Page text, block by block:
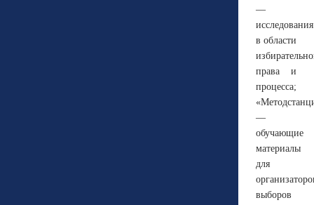
—
исследования
в области
права и
процесса;
—
обучающие
материалы
для
выборов